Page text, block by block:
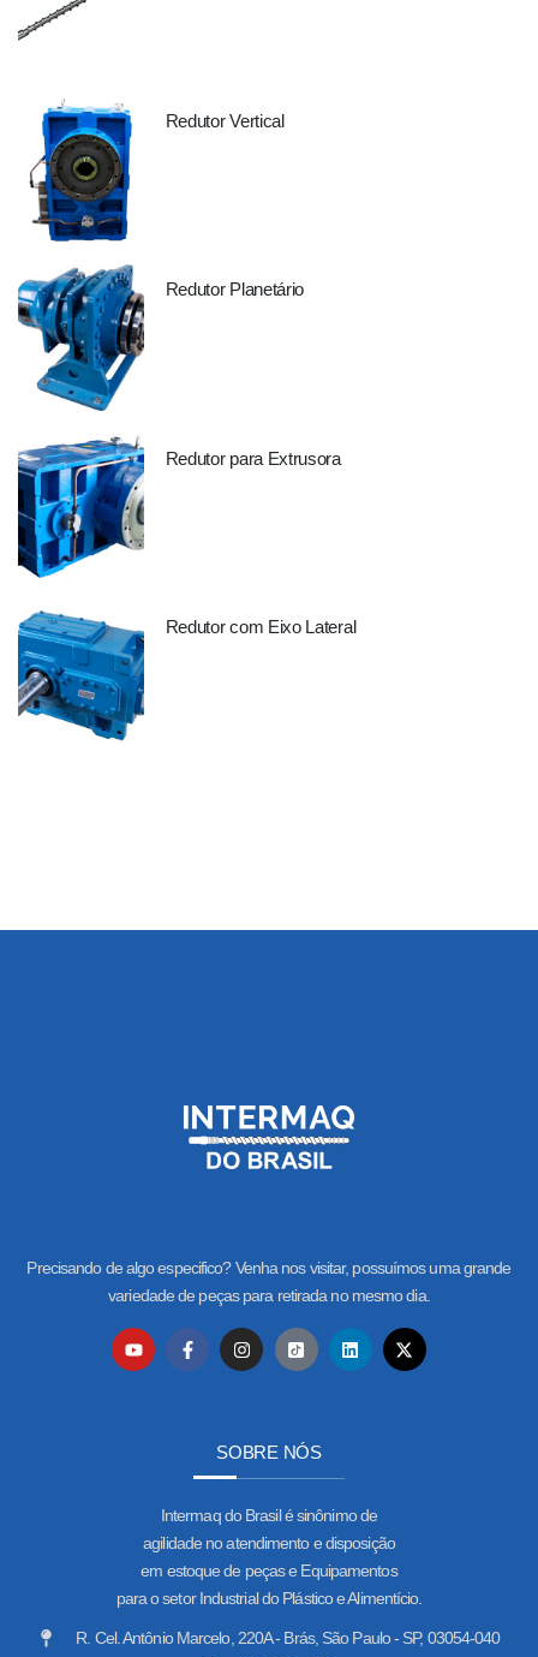
Redutor Vertical
Redutor Planetário
Redutor para Extrusora
Redutor com Eixo Lateral
Precisando de algo especifico? Venha nos visitar, possuímos uma grande
variedade de peças para retirada no mesmo dia.
SOBRE NÓS
Intermaq do Brasil é sinônimo de
agilidade no atendimento e disposição
em estoque de peças e Equipamentos
para o setor Industrial do Plástico e Alimentício.
R. Cel. Antônio Marcelo, 220A - Brás, São Paulo - SP, 03054-040